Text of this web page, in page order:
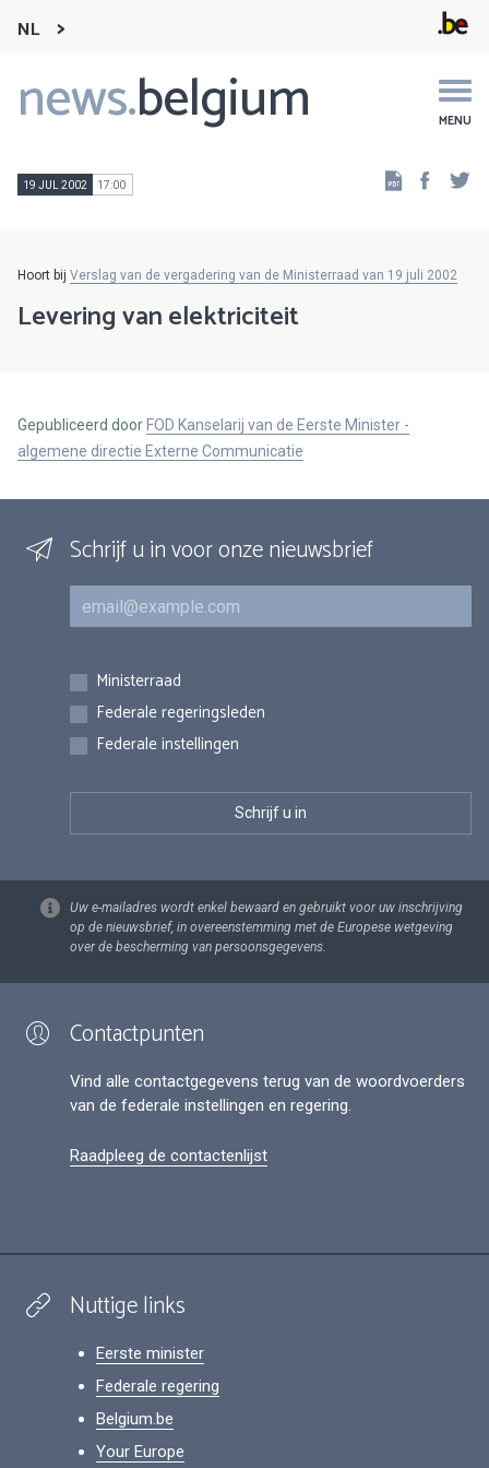
NL
news.belgium MENU
Main
navigation
19 JUL 2002 17:00
Hoort bij Verslag van de vergadering van de Ministerraad van 19 juli 2002
Levering van elektriciteit
Gepubliceerd door FOD Kanselarij van de Eerste Minister -
algemene directie Externe Communicatie
Schrijf u in voor onze nieuwsbrief
E-mail
Inschrijvingen
Ministerraad
Federale regeringsleden
Federale instellingen
Uw e-mailadres wordt enkel bewaard en gebruikt voor uw inschrijving
op de nieuwsbrief, in overeenstemming met de Europese wetgeving
over de bescherming van persoonsgegevens.
Contactpunten
Vind alle contactgegevens terug van de woordvoerders
van de federale instellingen en regering.
Raadpleeg de contactenlijst
Nuttige links
Eerste minister
Federale regering
Belgium.be
Your Europe